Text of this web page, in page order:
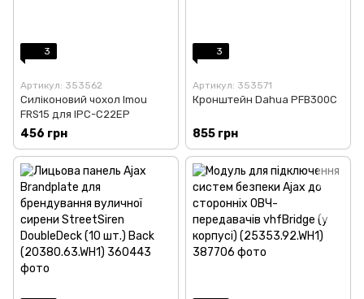
3
Артикул: 353562
Силіконовий чохол Imou
FRS15 для IPC-C22EP
456 грн
3
Артикул: 353571
Кронштейн Dahua PFB300C
855 грн